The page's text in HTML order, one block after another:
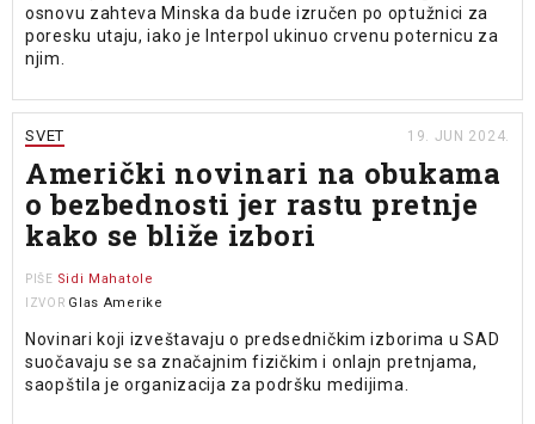
osnovu zahteva Minska da bude izručen po optužnici za
poresku utaju, iako je Interpol ukinuo crvenu poternicu za
njim.
SVET 19. JUN 2024.
Američki novinari na obukama
o bezbednosti jer rastu pretnje
kako se bliže izbori
PIŠE Sidi Mahatole
IZVOR Glas Amerike
Novinari koji izveštavaju o predsedničkim izborima u SAD
suočavaju se sa značajnim fizičkim i onlajn pretnjama,
saopštila je organizacija za podršku medijima.